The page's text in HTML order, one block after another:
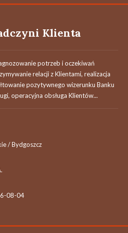
Klienta
potrzeb i oczekiwań
relacji z Klientami, realizacja
pozytywnego wizerunku Banku
operacyjna obsługa Klientów...
/ Bydgoszcz
08-04